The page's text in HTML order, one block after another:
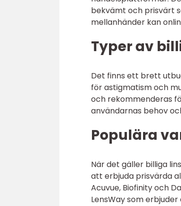
bekvämt och prisvärt
mellanhänder kan
Typer av
Det finns ett brett
för astigmatism och
och rekommenderas
användarnas behov
Populära
När det gäller billiga
att erbjuda prisvärda
Acuvue, Biofinity och
LensWay som